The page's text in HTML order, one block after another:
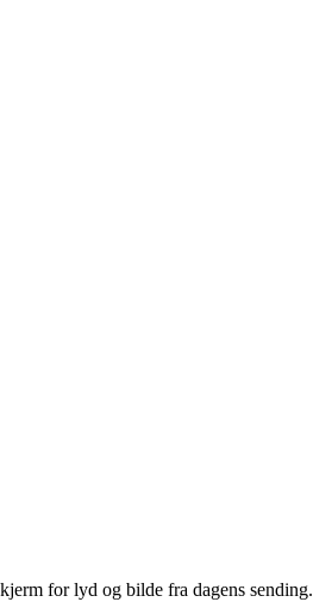
for lyd og bilde fra dagens sending.